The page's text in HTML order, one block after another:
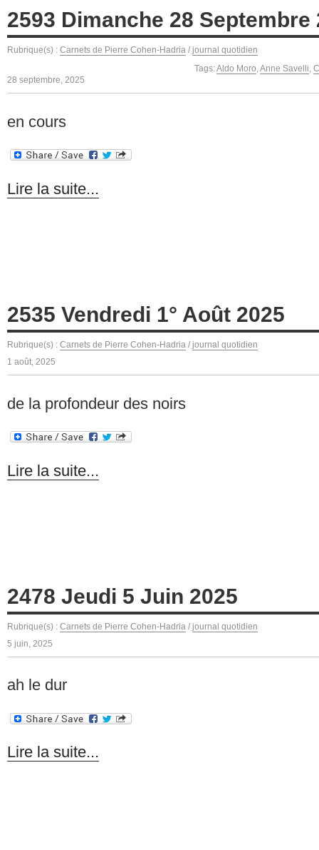
2593 Dimanche 28 Septembre
Rubrique(s) : Carnets de Pierre Cohen-Hadria / journal quotidien
Tags:Aldo Moro,Anne Savelli,
28 septembre, 2025
en cours
Lire la suite...
2535 Vendredi 1° Août 2025
Rubrique(s) : Carnets de Pierre Cohen-Hadria / journal quotidien
1 août, 2025
de la profondeur des noirs
Lire la suite...
2478 Jeudi 5 Juin 2025
Rubrique(s) : Carnets de Pierre Cohen-Hadria / journal quotidien
5 juin, 2025
ah le dur
Lire la suite...